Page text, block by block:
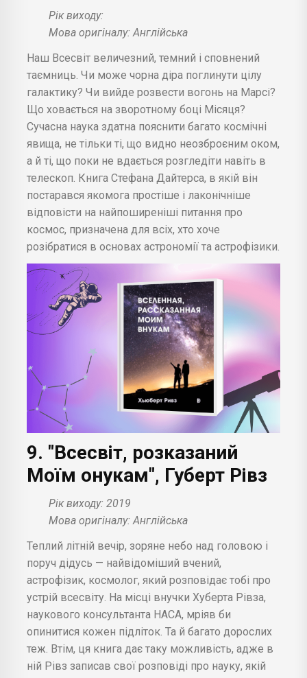
Рік виходу:
Мова оригіналу: Англійська
Наш Всесвіт величезний, темний і сповнений
таємниць. Чи може чорна діра поглинути цілу
галактику? Чи вийде розвести вогонь на Марсі?
Що ховається на зворотному боці Місяця?
Сучасна наука здатна пояснити багато космічні
явища, не тільки ті, що видно неозброєним оком,
а й ті, що поки не вдається розгледіти навіть в
телескоп. Книга Стефана Дайтерса, в якій він
постарався якомога простіше і лаконічніше
відповісти на найпоширеніші питання про
космос, призначена для всіх, хто хоче
розібратися в основах астрономії та астрофізики.
9. "Всесвіт, розказаний
Моїм онукам", Губерт Рівз
Рік виходу: 2019
Мова оригіналу: Англійська
Теплий літній вечір, зоряне небо над головою і
поруч дідусь — найвідоміший вчений,
астрофізик, космолог, який розповідає тобі про
устрій всесвіту. На місці внучки Хуберта Рівза,
наукового консультанта НАСА, мріяв би
опинитися кожен підліток. Та й багато дорослих
теж. Втім, ця книга дає таку можливість, адже в
ній Рівз записав свої розповіді про науку, якій